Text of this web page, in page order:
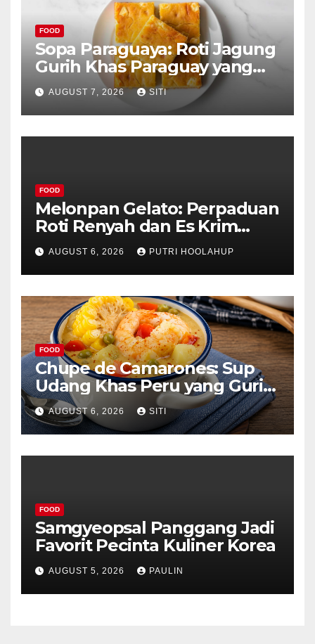
FOOD
Sopa Paraguaya: Roti Jagung
Gurih Khas Paraguay yang
Unik
AUGUST 7, 2026 SITI
FOOD
Melonpan Gelato: Perpaduan
Roti Renyah dan Es Krim
Lembut yang Menggoda
AUGUST 6, 2026 PUTRI HOOLAHUP
FOOD
Chupe de Camarones: Sup
Udang Khas Peru yang Gurih
Lezat
AUGUST 6, 2026 SITI
FOOD
Samgyeopsal Panggang Jadi
Favorit Pecinta Kuliner Korea
AUGUST 5, 2026 PAULIN